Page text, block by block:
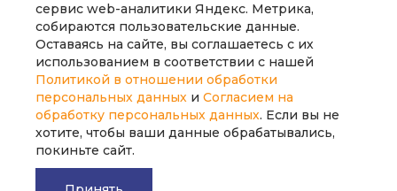
сервис web-аналитики Яндекс. Метрика,
собираются пользовательские данные.
Оставаясь на сайте, вы соглашаетесь с их
использованием в соответствии с нашей
Политикой в отношении обработки
персональных данных и Согласием на
обработку персональных данных. Если вы не
хотите, чтобы ваши данные обрабатывались,
покиньте сайт.
© 2026 ООО «Полипайпгрупп». Все права защищены.
Сайт носит исключительно информационный характер
и не является публичной офертой. Все материалы
сайта являются интеллектуальной собственностью
компании.